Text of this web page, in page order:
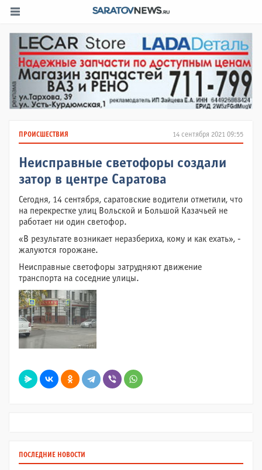
14 сентября 2021 09:55
ПРОИСШЕСТВИЯ
Неисправные светофоры создали
затор в центре Саратова
Сегодня, 14 сентября, саратовские водители отметили, что
на перекрестке улиц Вольской и Большой Казачьей не
работает ни один светофор.
«В результате возникает неразбериха, кому и как ехать», -
жалуются горожане.
Неисправные светофоры затрудняют движение
транспорта на соседние улицы.
ПОСЛЕДНИЕ НОВОСТИ